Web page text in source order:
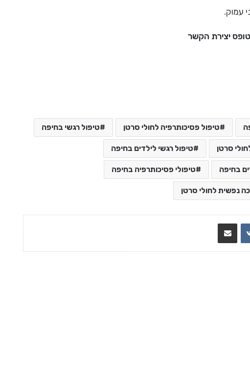
עמוק.
יצירת הקשר
טיפול פסיכותרפיה לחולי סרטן טיפול רגשי בחיפה
סרטן טיפול רגשי לילדים בחיפה
בחיפה טיפולי פסיכותרפיה בחיפה
נפשית לחולי סרטן
VKontakteשתף בדואר אלקטרוני